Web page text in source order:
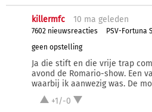
killermfc 10 ma geleden
7602 nieuwsreacties
PSV-Fortuna
geen opstelling
Ja die stift en die vrije trap
avond de Romario-show. Een
waarbij ik aanwezig was. De
+1/-0